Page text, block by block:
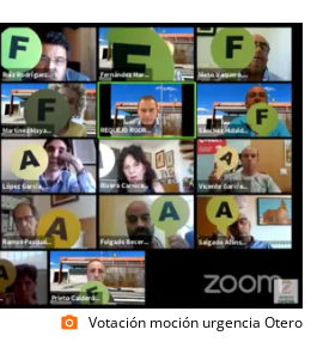
photo_camera Votación moción urgencia Otero